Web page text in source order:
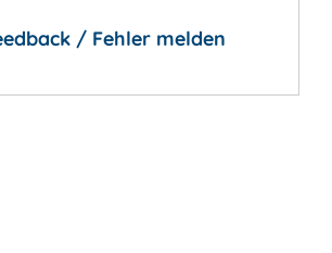
/ Fehler melden